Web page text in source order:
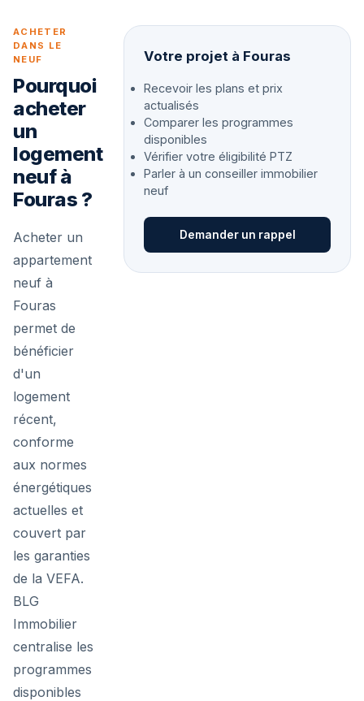
ACHETER
DANS LE
NEUF
Pourquoi
acheter
un
logement
neuf à
Fouras ?
Acheter un
appartement
neuf à
Fouras
permet de
bénéficier
d'un
logement
récent,
conforme
aux normes
énergétiques
actuelles et
couvert par
les garanties
de la VEFA.
BLG
Immobilier
centralise les
programmes
disponibles
Votre projet à Fouras
Recevoir les plans et prix
actualisés
Comparer les programmes
disponibles
Vérifier votre éligibilité PTZ
Parler à un conseiller immobilier
neuf
Demander un rappel